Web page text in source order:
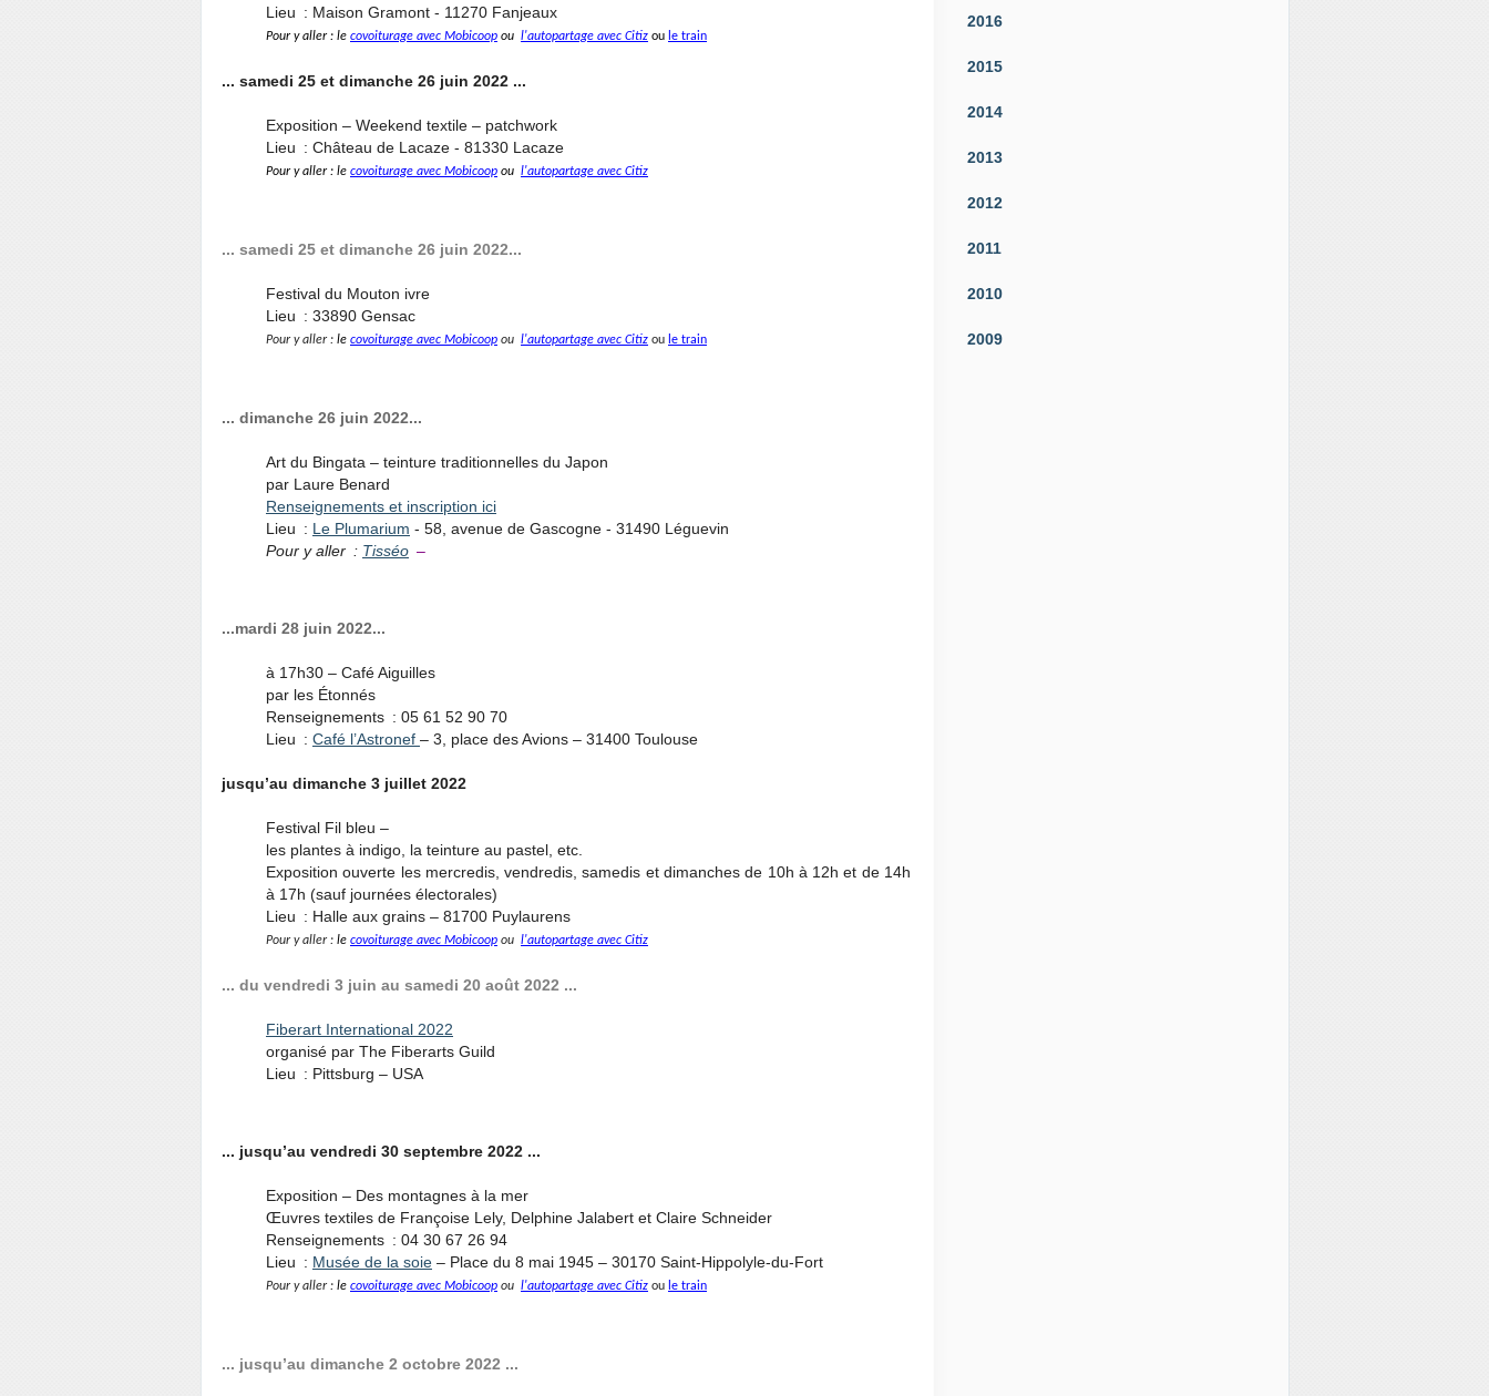
Lieu : Maison Gramont - 11270 Fanjeaux
Pour y aller : le covoiturage avec Mobicoop ou l'autopartage avec Citiz ou le train
... samedi 25 et dimanche 26 juin 2022 ...
Exposition – Weekend textile – patchwork
Lieu : Château de Lacaze - 81330 Lacaze
Pour y aller : le covoiturage avec Mobicoop ou l'autopartage avec Citiz
... samedi 25 et dimanche 26 juin 2022...
Festival du Mouton ivre
Lieu : 33890 Gensac
Pour y aller : le covoiturage avec Mobicoop ou l'autopartage avec Citiz ou le train
... dimanche 26 juin 2022...
Art du Bingata – teinture traditionnelles du Japon
par Laure Benard
Renseignements et inscription ici
Lieu : Le Plumarium - 58, avenue de Gascogne - 31490 Léguevin
Pour y aller : Tisséo –
...mardi 28 juin 2022...
à 17h30 – Café Aiguilles
par les Étonnés
Renseignements : 05 61 52 90 70
Lieu : Café l’Astronef – 3, place des Avions – 31400 Toulouse
jusqu’au dimanche 3 juillet 2022
Festival Fil bleu –
les plantes à indigo, la teinture au pastel, etc.
Exposition ouverte les mercredis, vendredis, samedis et dimanches de 10h à 12h et de 14h
à 17h (sauf journées électorales)
Lieu : Halle aux grains – 81700 Puylaurens
Pour y aller : le covoiturage avec Mobicoop ou l'autopartage avec Citiz
... du vendredi 3 juin au samedi 20 août 2022 ...
Fiberart International 2022
organisé par The Fiberarts Guild
Lieu : Pittsburg – USA
... jusqu’au vendredi 30 septembre 2022 ...
Exposition – Des montagnes à la mer
Œuvres textiles de Françoise Lely, Delphine Jalabert et Claire Schneider
Renseignements : 04 30 67 26 94
Lieu : Musée de la soie – Place du 8 mai 1945 – 30170 Saint-Hippolyle-du-Fort
Pour y aller : le covoiturage avec Mobicoop ou l'autopartage avec Citiz ou le train
... jusqu’au dimanche 2 octobre 2022 ...
2016
2015
2014
2013
2012
2011
2010
2009